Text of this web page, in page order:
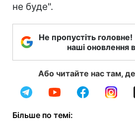
не буде".
Не пропустіть
наші оновлення
Або читайте нас там,
Більше по темі: